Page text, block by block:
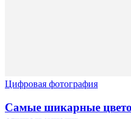
Цифровая фотография
Самые шикарные